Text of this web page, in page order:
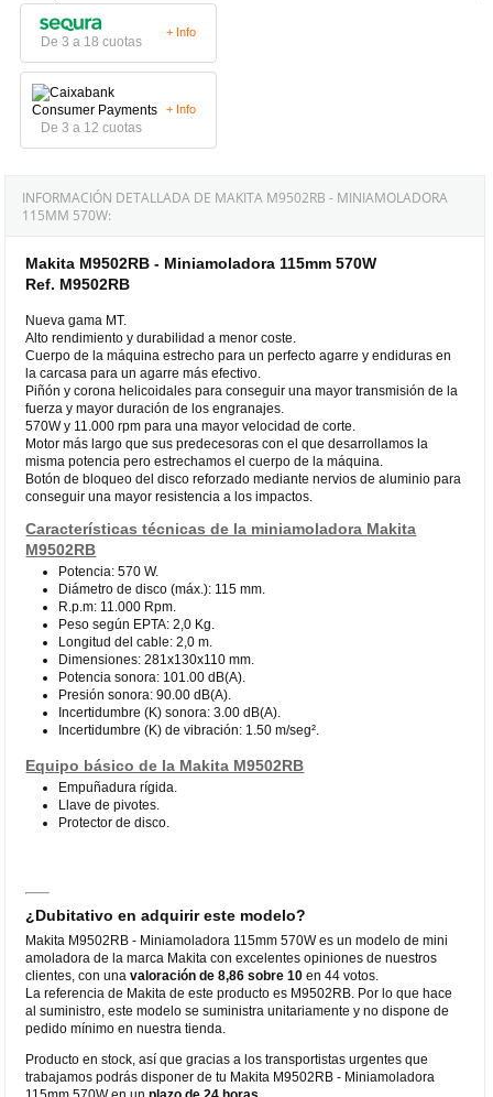
De 3 a 18 cuotas
+ Info
De 3 a 12 cuotas
+ Info
INFORMACIÓN DETALLADA DE MAKITA M9502RB - MINIAMOLADORA
115MM 570W:
Makita M9502RB - Miniamoladora 115mm 570W
Ref. M9502RB
Nueva gama MT.
Alto rendimiento y durabilidad a menor coste.
Cuerpo de la máquina estrecho para un perfecto agarre y endiduras en
la carcasa para un agarre más efectivo.
Piñón y corona helicoidales para conseguir una mayor transmisión de la
fuerza y mayor duración de los engranajes.
570W y 11.000 rpm para una mayor velocidad de corte.
Motor más largo que sus predecesoras con el que desarrollamos la
misma potencia pero estrechamos el cuerpo de la máquina.
Botón de bloqueo del disco reforzado mediante nervios de aluminio para
conseguir una mayor resistencia a los impactos.
Características técnicas de la miniamoladora Makita
M9502RB
Potencia: 570 W.
Diámetro de disco (máx.): 115 mm.
R.p.m: 11.000 Rpm.
Peso según EPTA: 2,0 Kg.
Longitud del cable: 2,0 m.
Dimensiones: 281x130x110 mm.
Potencia sonora: 101.00 dB(A).
Presión sonora: 90.00 dB(A).
Incertidumbre (K) sonora: 3.00 dB(A).
Incertidumbre (K) de vibración: 1.50 m/seg².
Equipo básico de la Makita M9502RB
Empuñadura rígida.
Llave de pivotes.
Protector de disco.
¿Dubitativo en adquirir este modelo?
Makita M9502RB - Miniamoladora 115mm 570W es un modelo de mini
amoladora de la marca Makita con excelentes opiniones de nuestros
clientes, con unavaloración de 8,86 sobre 10 en 44 votos.
La referencia de Makita de este producto es M9502RB. Por lo que hace
al suministro, este modelo se suministra unitariamente y no dispone de
pedido mínimo en nuestra tienda.
Producto en stock, así que gracias a los transportistas urgentes que
trabajamos podrás disponer de tu Makita M9502RB - Miniamoladora